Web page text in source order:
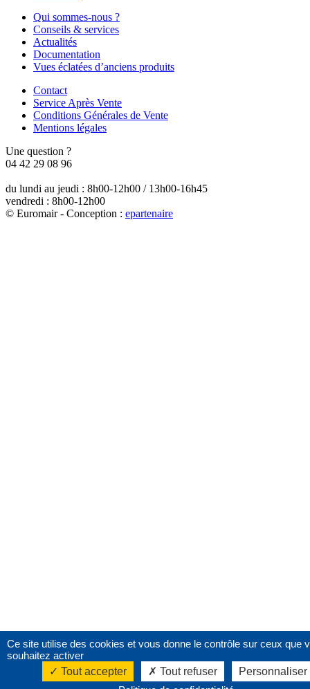
Qui sommes-nous ?
Conseils & services
Actualités
Documentation
Vues éclatées d’anciens produits
Contact
Service Après Vente
Conditions Générales de Vente
Mentions légales
Une question ?
04 42 29 08 96
du lundi au jeudi : 8h00-12h00 / 13h00-16h45
vendredi : 8h00-12h00
© Euromair - Conception : epartenaire
Ce site utilise des cookies et vous donne le contrôle sur ceux que
souhaitez activer
Tout accepter
Tout refuser
Personnaliser